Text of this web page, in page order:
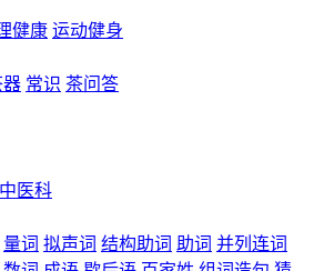
健康 运动健身
器 常识 茶问答
中医科
量词 拟声词 结构助词 助词 并列连词